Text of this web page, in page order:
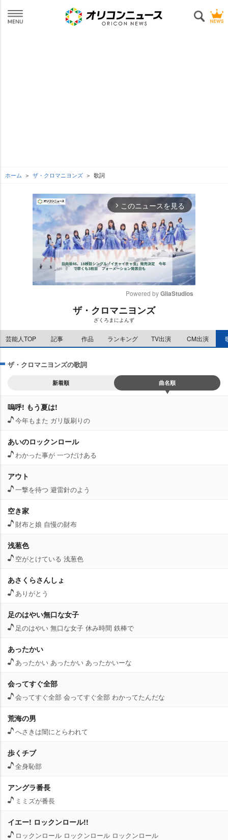
ホーム ザ・クロマニヨンズ 歌詞
arrow_forward_ios このニュースを見る
e
Powered by GliaStudios
ザ・クロマニヨンズ
ざくろまによんず
芸能人TOP 記事 作品 ランキング TV出演 CM出演
ザ・クロマニヨンズの歌詞
新着順 曲名順
嗚呼! もう夏は!
今年もまた ガリ版刷りの
あいのロックンロール
わかった事が 一つだけある
アウト
一撃を待つ 避雷針のよう
空き家
財布と娘 自慢の財布
浅葱色
空がとけている 浅葱色
あさくらさんしょ
ありがとう
足のはやい無口な女子
足のはやい 無口な女子 休み時間 鉄棒で
あったかい
あったかい あったかい あったかいーな
会ってすぐ全部
会ってすぐ全部 会ってすぐ全部 わかってたんだな
荒海の男
へさきは闇にとらわれて
歩くチブ
全身恥部
アングラ番長
ミミズが番長
イエー! ロックンロール!!
ロックンロール ロックンロール ロックンロール